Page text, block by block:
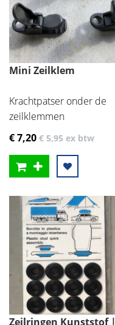
Mini Zeilklem
Krachtpatser onder de
zeilklemmen
€ 7,20 € 5,95 ex btw
Zeilringen Kunststof |